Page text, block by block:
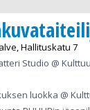
Hallituskatu 7
Studio @
luokka @